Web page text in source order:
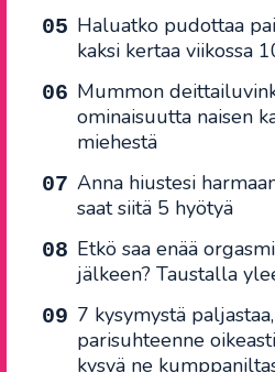
Haluatko pudottaa
kaksi kertaa viikossa
Mummon
ominaisuutta naisen
miehestä
Anna hiustesi
saat siitä 5 hyötyä
Etkö saa enää
jälkeen? Taustalla
7 kysymystä
parisuhteenne
kysyä ne